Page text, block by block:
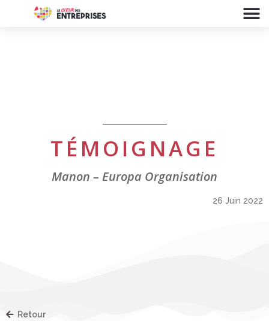
TÉMOIGNAGE
Manon – Europa Organisation
26 Juin 2022
Retour